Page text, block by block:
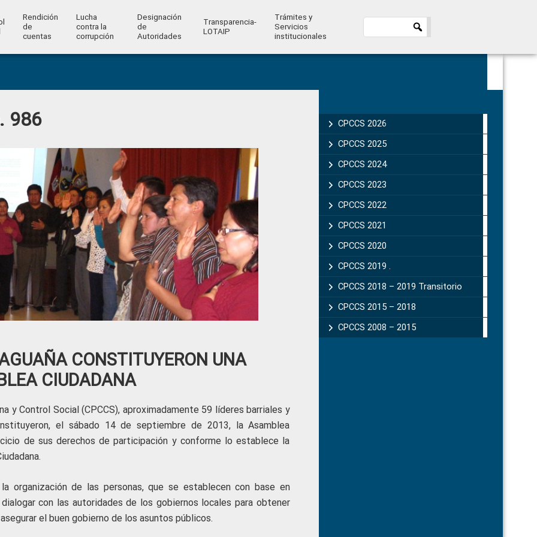
Rendición
de
cuentas
Lucha
contra la
corrupción
Designación
de
Autoridades
Transparencia-
LOTAIP
Trámites y
Servicios
institucionales
986
CONSTITUYERON UNA
CIUDADANA
y Control Social (CPCCS), aproximadamente 59 líderes barriales y
el sábado 14 de septiembre de 2013, la Asamblea
de sus derechos de participación y conforme lo establece la
organización de las personas, que se establecen con base en
con las autoridades de los gobiernos locales para obtener
el buen gobierno de los asuntos públicos.
Sidebar
CPCCS 2026
CPCCS 2025
CPCCS 2024
CPCCS 2023
CPCCS 2022
CPCCS 2021
CPCCS 2020
CPCCS 2019 .
CPCCS 2018 – 2019 Transitorio
CPCCS 2015 – 2018
CPCCS 2008 – 2015